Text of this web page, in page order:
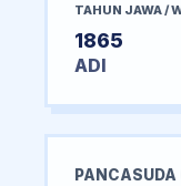
TAHUN JAWA /
1865
ADI